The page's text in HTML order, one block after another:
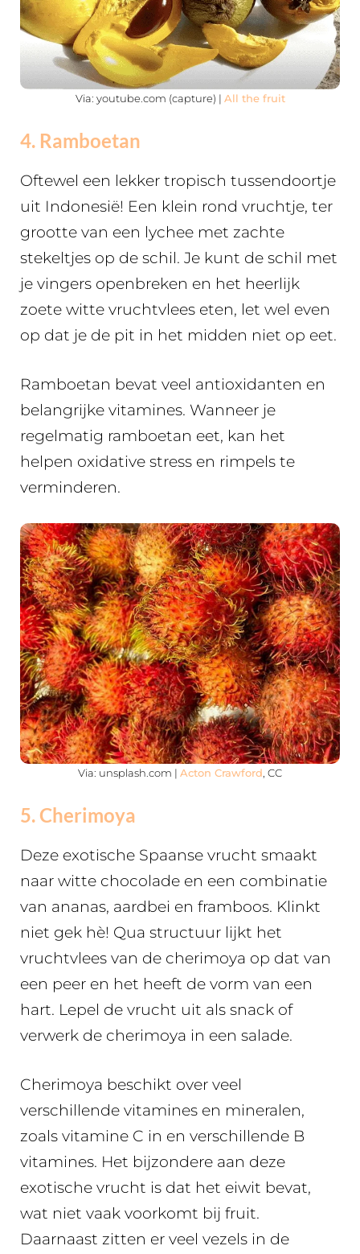
Via: youtube.com (capture) | All the fruit
4. Ramboetan
Oftewel een lekker tropisch tussendoortje
uit Indonesië! Een klein rond vruchtje, ter
grootte van een lychee met zachte
stekeltjes op de schil. Je kunt de schil met
je vingers openbreken en het heerlijk
zoete witte vruchtvlees eten, let wel even
op dat je de pit in het midden niet op eet.
Ramboetan bevat veel antioxidanten en
belangrijke vitamines. Wanneer je
regelmatig ramboetan eet, kan het
helpen oxidative stress en rimpels te
verminderen.
Via: unsplash.com | Acton Crawford , CC
5. Cherimoya
Deze exotische Spaanse vrucht smaakt
naar witte chocolade en een combinatie
van ananas, aardbei en framboos. Klinkt
niet gek hè! Qua structuur lijkt het
vruchtvlees van de cherimoya op dat van
een peer en het heeft de vorm van een
hart. Lepel de vrucht uit als snack of
verwerk de cherimoya in een salade.
Cherimoya beschikt over veel
verschillende vitamines en mineralen,
zoals vitamine C in en verschillende B
vitamines. Het bijzondere aan deze
exotische vrucht is dat het eiwit bevat,
wat niet vaak voorkomt bij fruit.
Daarnaast zitten er veel vezels in de